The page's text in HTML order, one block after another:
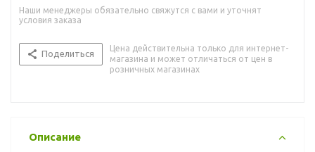
Наши менеджеры обязательно свяжутся с вами и уточнят
условия заказа
Поделиться
Цена действительна только для интернет-
магазина и может отличаться от цен в
розничных магазинах
Описание